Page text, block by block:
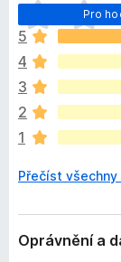
Pro
Z
a
t
í
m
n
e
h
d
o
c
5
4
3
2
1
Přečíst všechny
Oprávnění a